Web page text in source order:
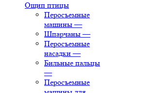
Ощип птицы
Перосъемные
машины —
Шпарчаны —
Перосъемные
насадки —
Бильные пальцы
—
Перосъемные